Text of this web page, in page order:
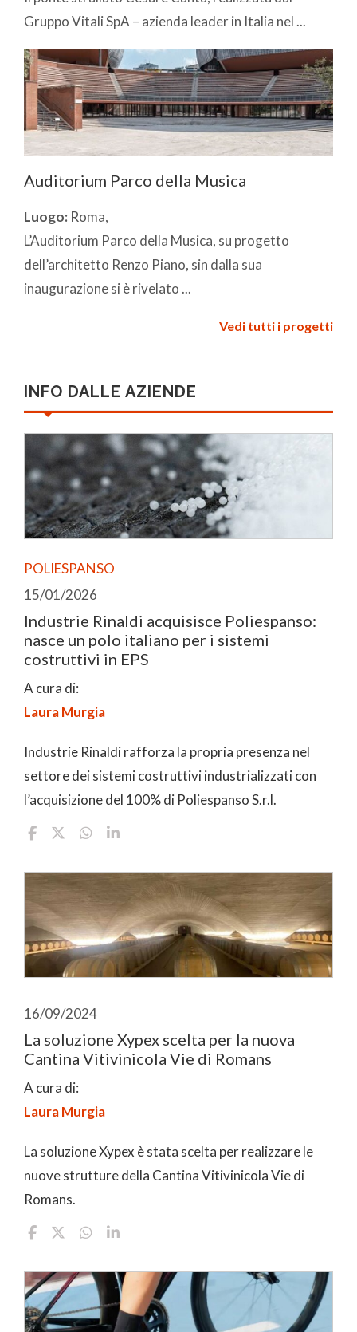
Gruppo Vitali SpA – azienda leader in Italia nel ...
Auditorium Parco della Musica
Luogo: Roma,
L’Auditorium Parco della Musica, su progetto
dell’architetto Renzo Piano, sin dalla sua
inaugurazione si è rivelato ...
Vedi tutti i progetti
INFO DALLE AZIENDE
POLIESPANSO
15/01/2026
Industrie Rinaldi acquisisce Poliespanso:
nasce un polo italiano per i sistemi
costruttivi in EPS
A cura di:
Laura Murgia
Industrie Rinaldi rafforza la propria presenza nel
settore dei sistemi costruttivi industrializzati con
l’acquisizione del 100% di Poliespanso S.r.l.
16/09/2024
La soluzione Xypex scelta per la nuova
Cantina Vitivinicola Vie di Romans
A cura di:
Laura Murgia
La soluzione Xypex è stata scelta per realizzare le
nuove strutture della Cantina Vitivinicola Vie di
Romans.